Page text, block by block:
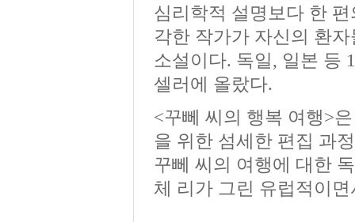
심리학적 설명보다 한
각한 작가가 자신의 환
소설이다. 독일, 일본 등
셀러에 올랐다.
<꾸뻬 씨의 행복 여행>
을 위한 섬세한 편집 과
꾸뻬 씨의 여행에 대한
체 리가 그린 유럽적이